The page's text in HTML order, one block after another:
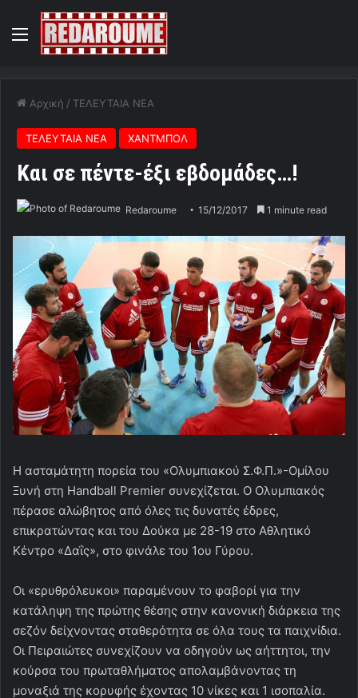
Menu
Αρχική / ΤΕΛΕΥΤΑΙΑ ΝΕΑ
ΤΕΛΕΥΤΑΙΑ ΝΕΑ ΧΑΝΤΜΠΟΛ
Και σε πέντε-έξι εβδομάδες…!
Redaroume 15/12/2017 1 minute read
Η ασταμάτητη πορεία του «Ολυμπιακού Σ.Φ.Π.»-Ομίλου
Ξυνή στη Handball Premier συνεχίζεται. Ο Ολυμπιακός
πέρασε αλώβητος από όλες τις δυνατές έδρες,
επικρατώντας και του Δούκα με 28-19 στο Αθλητικό
Κέντρο «Δαΐς», στο φινάλε του 1ου Γύρου.
Οι «ερυθρόλευκοι» παραμένουν το φαβορί για την
κατάληψη της πρώτης θέσης στην κανονική διάρκεια της
σεζόν δείχνοντας σταθερότητα σε όλα τους τα παιχνίδια.
Οι Πειραιώτες συνεχίζουν να οδηγούν ως αήττητοι, την
κούρσα του πρωταθλήματος απολαμβάνοντας τη
μοναξιά της κορυφής έχοντας 10 νίκες και 1 ισοπαλία.